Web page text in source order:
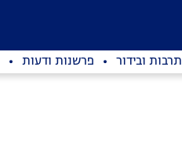
תרבות ובידור פרשנות ודעות